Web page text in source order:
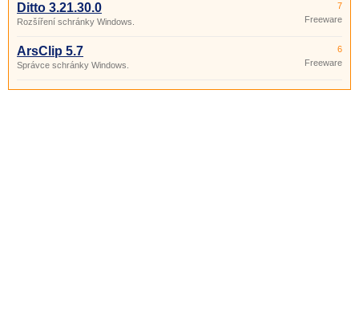
Ditto 3.21.30.0
Rozšíření schránky Windows.
7
Freeware
ArsClip 5.7
Správce schránky Windows.
6
Freeware